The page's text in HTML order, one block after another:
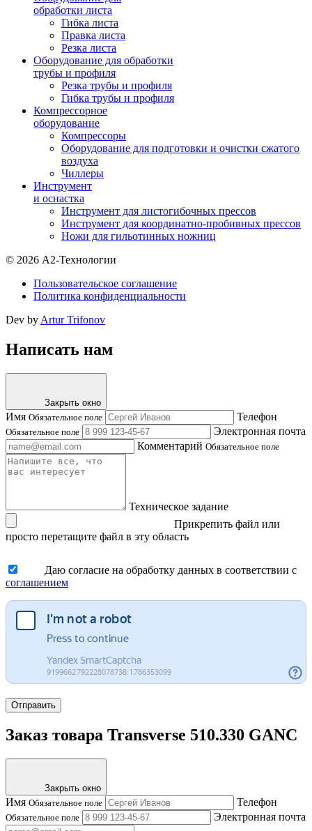
обработки листа
Гибка листа
Правка листа
Резка листа
Оборудование для обработки
трубы и профиля
Резка трубы и профиля
Гибка трубы и профиля
Компрессорное
оборудование
Компрессоры
Оборудование для подготовки и очистки сжатого
воздуха
Чиллеры
Инструмент
и оснастка
Инструмент для листогибочных прессов
Инструмент для координатно-пробивных прессов
Ножи для гильотинных ножниц
© 2026 А2-Технологии
Пользовательское соглашение
Политика конфиденциальности
Dev by Artur Trifonov
Написать нам
Закрыть окно
Имя Обязательное поле Телефон
Обязательное поле
Электронная почта
Комментарий Обязательное поле
Техническое задание
Прикрепить файл или
просто перетащите файл в эту область
Даю согласие на обработку данных в соответствии с
соглашением
Отправить
Заказ товара Transverse 510.330 GANC
Закрыть окно
Имя Обязательное поле Телефон
Обязательное поле Электронная почта